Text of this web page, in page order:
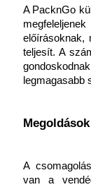
A PacknGo
előírásoknak,
teljesít. A
legmagasabb
A
van a